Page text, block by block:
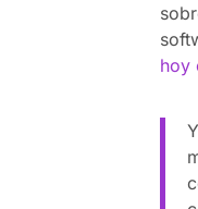
hoy